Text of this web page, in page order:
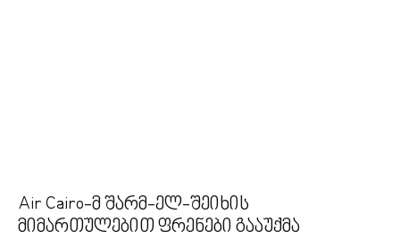
Air Cairo-მ შარმ-ელ-შეიხის
მიმართულებით ფრენები გააუქმა